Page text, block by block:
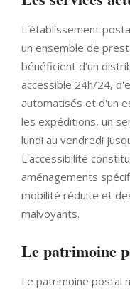
L'établissement
un ensemble de
bénéficient d'un
accessible 24h/24,
automatisés et d'un
les expéditions, un
lundi au vendredi
L'accessibilité
aménagements
mobilité réduite et
malvoyants.
Le patrimoine
Le patrimoine postal